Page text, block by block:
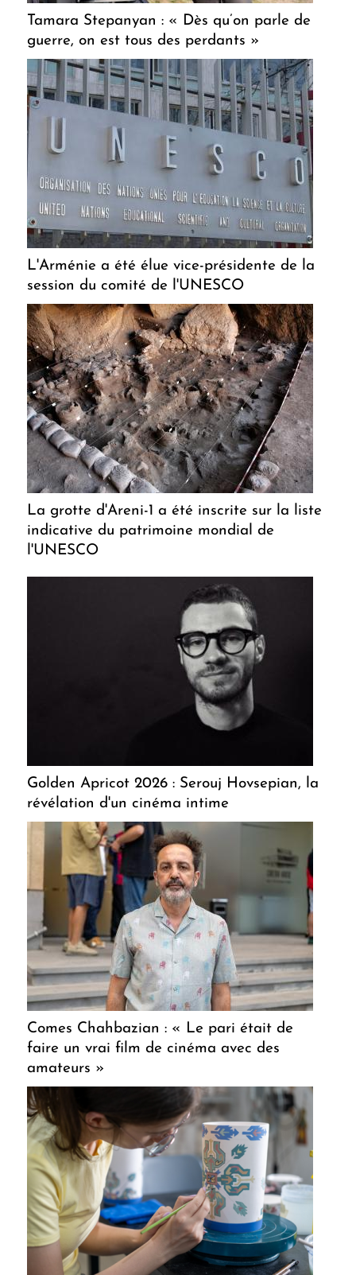
Tamara Stepanyan : « Dès qu’on parle de
guerre, on est tous des perdants »
L'Arménie a été élue vice-présidente de la
session du comité de l'UNESCO
La grotte d'Areni-1 a été inscrite sur la liste
indicative du patrimoine mondial de
l'UNESCO
Golden Apricot 2026 : Serouj Hovsepian, la
révélation d'un cinéma intime
Comes Chahbazian : « Le pari était de
faire un vrai film de cinéma avec des
amateurs »